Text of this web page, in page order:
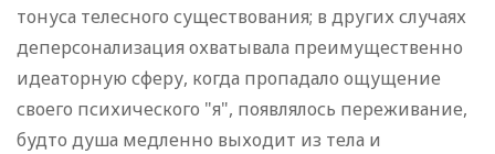
тонуса телесного существования; в других случаях
деперсонализация охватывала преимущественно
идеаторную сферу, когда пропадало ощущение
своего психического "я", появлялось переживание,
будто душа медленно выходит из тела и